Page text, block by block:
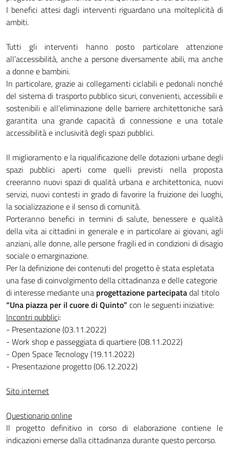
I benefici attesi dagli interventi riguardano una molteplicità di
ambiti.
Tutti gli interventi hanno posto particolare attenzione
all’accessibilità, anche a persone diversamente abili, ma anche
a donne e bambini.
In particolare, grazie ai collegamenti ciclabili e pedonali nonché
del sistema di trasporto pubblico sicuri, convenienti, accessibili e
sostenibili e all’eliminazione delle barriere architettoniche sarà
garantita una grande capacità di connessione e una totale
accessibilità e inclusività degli spazi pubblici.
Il miglioramento e la riqualificazione delle dotazioni urbane degli
spazi pubblici aperti come quelli previsti nella proposta
creeranno nuovi spazi di qualità urbana e architettonica, nuovi
servizi, nuovi contesti in grado di favorire la fruizione dei luoghi,
la socializzazione e il senso di comunità.
Porteranno benefici in termini di salute, benessere e qualità
della vita ai cittadini in generale e in particolare ai giovani, agli
anziani, alle donne, alle persone fragili ed in condizioni di disagio
sociale o emarginazione.
Per la definizione dei contenuti del progetto è stata espletata
una fase di coinvolgimento della cittadinanza e delle categorie
di interesse mediante una progettazione partecipatadal titolo
“Una piazza per il cuore di Quinto” con le seguenti iniziative:
Incontri pubblici:
- Presentazione (03.11.2022)
- Work shop e passeggiata di quartiere (08.11.2022)
- Open Space Tecnology (19.11.2022)
- Presentazione progetto (06.12.2022)
Sito internet
Questionario online
Il progetto definitivo in corso di elaborazione contiene le
indicazioni emerse dalla cittadinanza durante questo percorso.